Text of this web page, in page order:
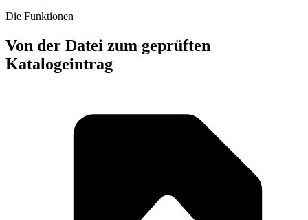
Die Funktionen
Von der Datei zum geprüften
Katalogeintrag